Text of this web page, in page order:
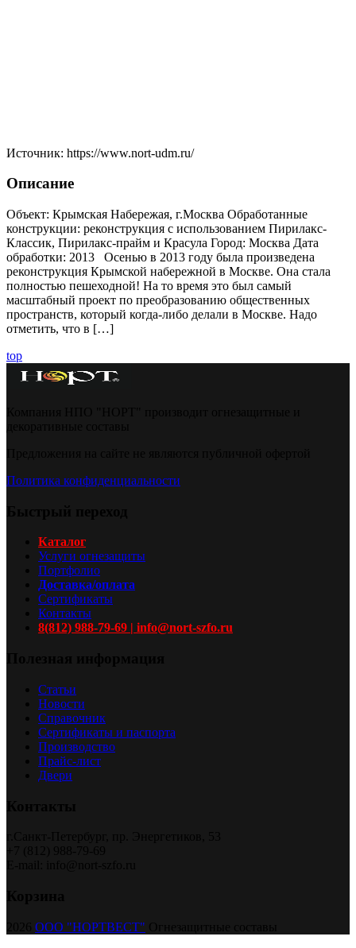
Источник: https://www.nort-udm.ru/
Описание
Объект: Крымская Набережая, г.Москва Обработанные
конструкции: реконструкция с использованием Пирилакс-
Классик, Пирилакс-прайм и Красула Город: Москва Дата
обработки: 2013 Осенью в 2013 году была произведена
реконструкция Крымской набережной в Москве. Она стала
полностью пешеходной! На то время это был самый
масштабный проект по преобразованию общественных
пространств, который когда-либо делали в Москве. Надо
отметить, что в […]
top
Политика конфиденциальности
Каталог
Услуги огнезащиты
Портфолио
Доставка/оплата
Сертификаты
Контакты
8(812) 988-79-69 | info@nort-szfo.ru
Статьи
Новости
Справочник
Сертификаты и паспорта
Производство
Прайс-лист
Двери
ООО "НОРТВЕСТ"